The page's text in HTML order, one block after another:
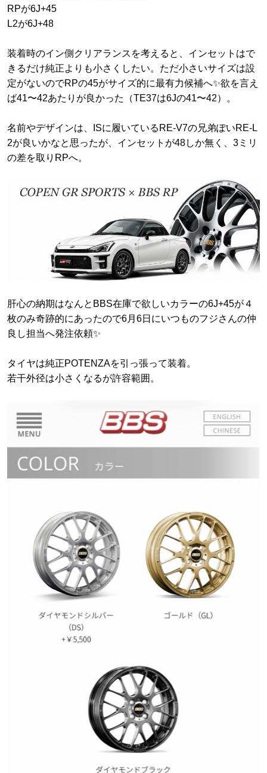
RPが6J+45
L2が6J+48
装着時のイン側クリアランスを考えると、インセットはで
きるだけ純正よりも小さくしたい。ただ小さいサイズは設
定がないのでRPの45がサイズ的に最有力候補へ✨欲を言え
ば41〜42あたりが良かった（TE37は6Jの41〜42）。
名前やデザインは、ISに履いているRE-V7の兄弟ぽいRE-L
2が良いかなと思ったが、インセットが48しか無く、3ミリ
の差を取りRPへ。
肝心の納期はなんとBBS在庫で欲しいカラーの6J+45が４
枚のみ奇跡的にあったので6月6日にいつものフジさんの仲
良し担当へ発注依頼✨
タイヤは純正POTENZAを引っ張って装着。
若干外径は小さくなるが許容範囲。